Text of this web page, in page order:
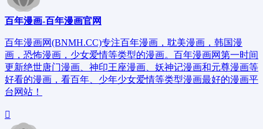
百年漫画-百年漫画官网
百年漫画网(BNMH.CC)专注百年漫画，耽美漫画，韩国漫
画，恐怖漫画，少女爱情等类型的漫画。百年漫画网第一时间
更新绝世唐门漫画、神印王座漫画、妖神记漫画和元尊漫画等
好看的漫画，看百年、少年少女爱情等类型漫画最好的漫画平
台网站！